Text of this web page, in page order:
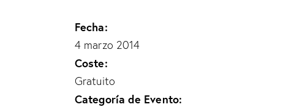
Fecha:
4 marzo 2014
Coste:
Gratuito
Categoría de Evento: